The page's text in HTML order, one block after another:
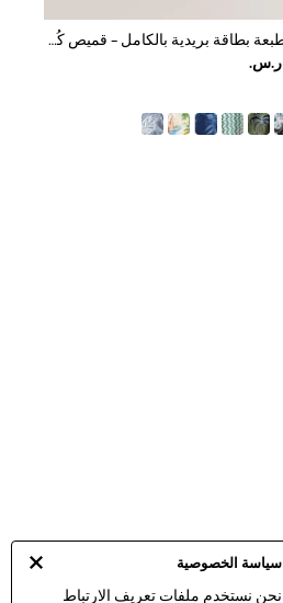
سياسة الخصوصية
نحن نستخدم ملفات تعريف الارتباط
وردي خوخي - طبعة بطاقة بريدية بالكامل - قميص كُم قصير بياقة صغيرة (3 - 16 سنة)